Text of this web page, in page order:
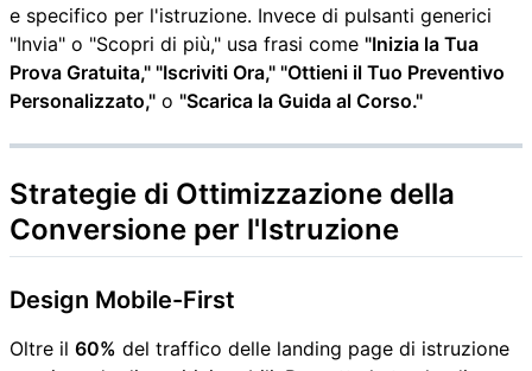
e specifico per l'istruzione. Invece di pulsanti generici
"Invia" o "Scopri di più," usa frasi come "Inizia la Tua
Prova Gratuita," "Iscriviti Ora," "Ottieni il Tuo Preventivo
Personalizzato," o "Scarica la Guida al Corso."
Strategie di Ottimizzazione della
Conversione per l'Istruzione
Design Mobile-First
Oltre il 60% del traffico delle landing page di istruzione